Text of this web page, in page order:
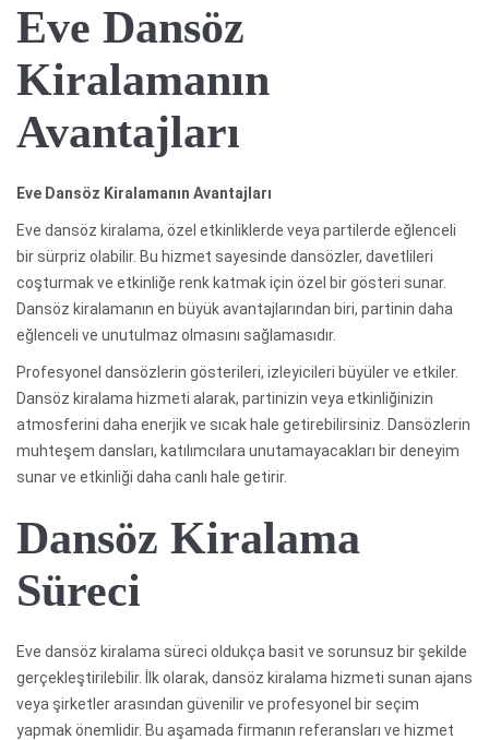
Eve Dansöz
Kiralamanın
Avantajları
Eve Dansöz Kiralamanın Avantajları
Eve dansöz kiralama, özel etkinliklerde veya partilerde eğlenceli
bir sürpriz olabilir. Bu hizmet sayesinde dansözler, davetlileri
coşturmak ve etkinliğe renk katmak için özel bir gösteri sunar.
Dansöz kiralamanın en büyük avantajlarından biri, partinin daha
eğlenceli ve unutulmaz olmasını sağlamasıdır.
Profesyonel dansözlerin gösterileri, izleyicileri büyüler ve etkiler.
Dansöz kiralama hizmeti alarak, partinizin veya etkinliğinizin
atmosferini daha enerjik ve sıcak hale getirebilirsiniz. Dansözlerin
muhteşem dansları, katılımcılara unutamayacakları bir deneyim
sunar ve etkinliği daha canlı hale getirir.
Dansöz Kiralama
Süreci
Eve dansöz kiralama süreci oldukça basit ve sorunsuz bir şekilde
gerçekleştirilebilir. İlk olarak, dansöz kiralama hizmeti sunan ajans
veya şirketler arasından güvenilir ve profesyonel bir seçim
yapmak önemlidir. Bu aşamada firmanın referansları ve hizmet